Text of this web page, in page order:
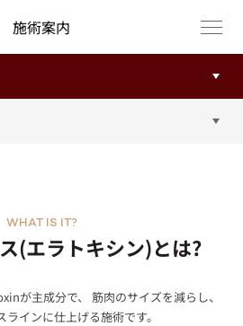
施術案内
(エラトキシン)とは?
WHAT IS IT?
が主成分で、 筋肉のサイズを減らし、
インに仕上げる施術です。